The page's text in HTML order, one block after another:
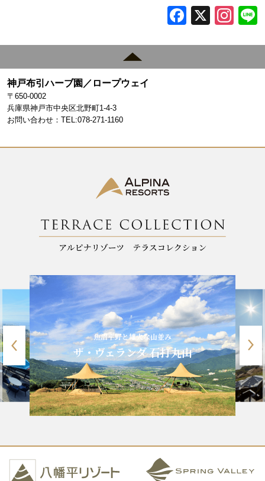
F
e
k
X In
gr
神戸布引ハーブ園／ロープウェイ
〒650-0002
兵庫県神戸市中央区北野町1-4-3
お問い合わせ：TEL:078-271-1160
魚沼平野と雄大な山並み
ザ・ヴェランダ 石打丸山